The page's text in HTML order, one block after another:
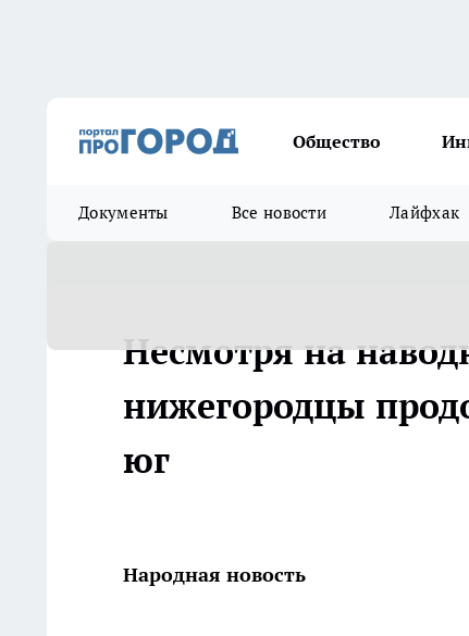
Общество
Документы Все новости Лайфхак
Несмотря на
нижегородцы
юг
Народная новость